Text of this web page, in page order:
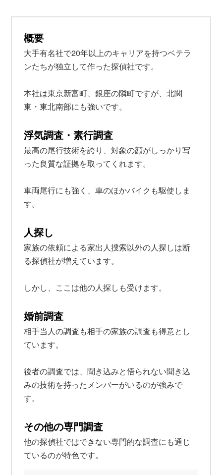
概要
大手有名社で20年以上のキャリアを持つベテラ
ンたちが独立して作った探偵社です。
本社は東京新富町、銀座の隣町ですが、北関
東・東北南部にも強いです。
浮気調査・素行調査
最高の尾行技術を誇り、対象の顔がしっかり写
った良質な証拠を取ってくれます。
車両尾行にも強く、車のほかバイクも駆使しま
す。
人探し
家族の依頼による家出人捜索以外の人探しは断
る探偵社が増えています。
しかし、ここは他の人探しも受けます。
婚前調査
相手当人の調査も相手の家族の調査も得意とし
ています。
後者の調査では、聞き込みと悟られない聞き込
みの技術を持ったメンバーがいるのが強みで
す。
その他の専門調査
他の探偵社ではできない専門的な調査にも通じ
ているのが特色です。